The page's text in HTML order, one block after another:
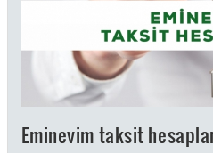
Eminevim taksit